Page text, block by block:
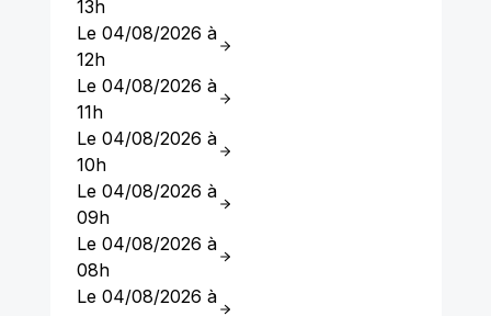
13h
Le 04/08/2026 à
12h
Le 04/08/2026 à
11h
Le 04/08/2026 à
10h
Le 04/08/2026 à
09h
Le 04/08/2026 à
08h
Le 04/08/2026 à